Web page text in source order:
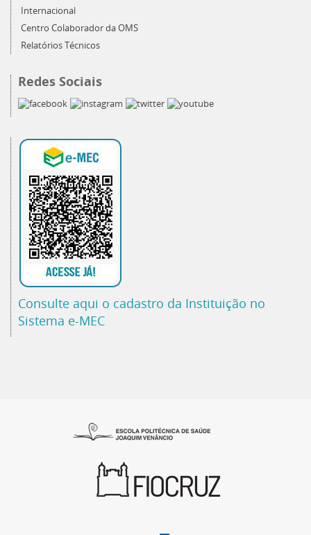
Internacional
Centro Colaborador da OMS
Relatórios Técnicos
Redes Sociais
Consulte aqui o cadastro da Instituição no
Sistema e-MEC